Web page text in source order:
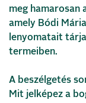
meg hamarosan
amely Bódi
lenyomatait
termeiben.
A beszélgetés
Mit jelképez a